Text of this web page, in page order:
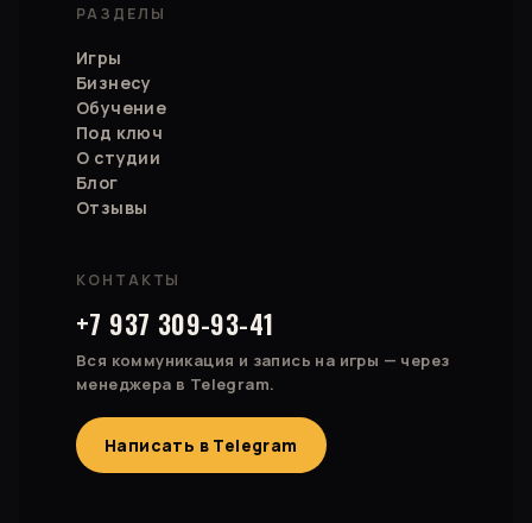
РАЗДЕЛЫ
Игры
Бизнесу
Обучение
Под ключ
О студии
Блог
Отзывы
КОНТАКТЫ
+7 937 309-93-41
Вся коммуникация и запись на игры — через
менеджера в Telegram.
Написать в Telegram